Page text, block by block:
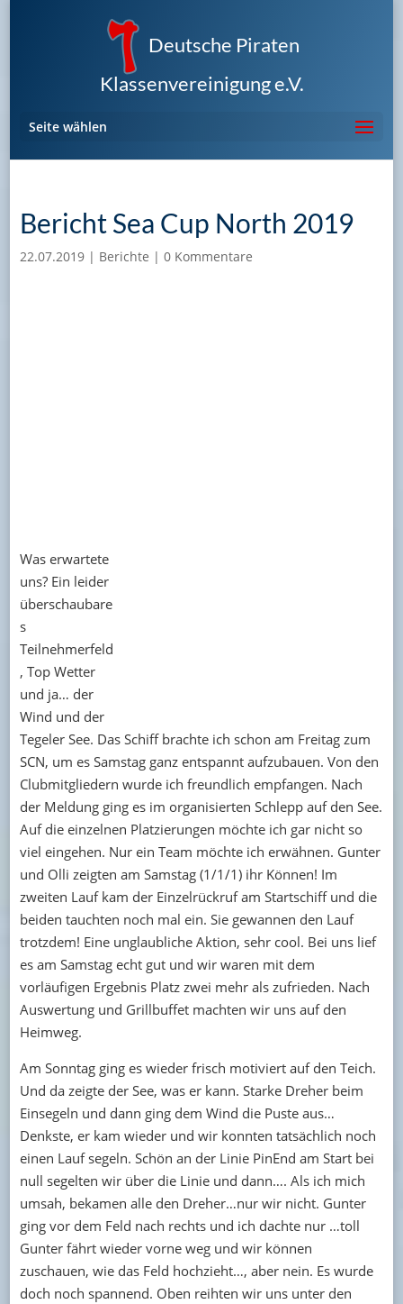
Deutsche Piraten
Klassenvereinigung e.V.
Seite wählen
Bericht Sea Cup North 2019
22.07.2019| Berichte | 0 Kommentare
Was erwartete
uns? Ein leider
überschaubare
s
Teilnehmerfeld
, Top Wetter
und ja… der
Wind und der
Tegeler See. Das Schiff brachte ich schon am Freitag zum
SCN, um es Samstag ganz entspannt aufzubauen. Von den
Clubmitgliedern wurde ich freundlich empfangen. Nach
der Meldung ging es im organisierten Schlepp auf den See.
Auf die einzelnen Platzierungen möchte ich gar nicht so
viel eingehen. Nur ein Team möchte ich erwähnen. Gunter
und Olli zeigten am Samstag (1/1/1) ihr Können! Im
zweiten Lauf kam der Einzelrückruf am Startschiff und die
beiden tauchten noch mal ein. Sie gewannen den Lauf
trotzdem! Eine unglaubliche Aktion, sehr cool. Bei uns lief
es am Samstag echt gut und wir waren mit dem
vorläufigen Ergebnis Platz zwei mehr als zufrieden. Nach
Auswertung und Grillbuffet machten wir uns auf den
Heimweg.
Am Sonntag ging es wieder frisch motiviert auf den Teich.
Und da zeigte der See, was er kann. Starke Dreher beim
Einsegeln und dann ging dem Wind die Puste aus…
Denkste, er kam wieder und wir konnten tatsächlich noch
einen Lauf segeln. Schön an der Linie PinEnd am Start bei
null segelten wir über die Linie und dann…. Als ich mich
umsah, bekamen alle den Dreher…nur wir nicht. Gunter
ging vor dem Feld nach rechts und ich dachte nur …toll
Gunter fährt wieder vorne weg und wir können
zuschauen, wie das Feld hochzieht…, aber nein. Es wurde
doch noch spannend. Oben reihten wir uns unter den